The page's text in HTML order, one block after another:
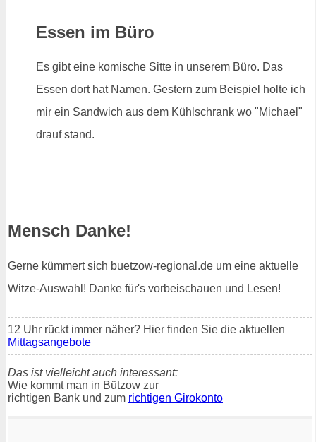
Essen im Büro
Es gibt eine komische Sitte in unserem Büro. Das
Essen dort hat Namen. Gestern zum Beispiel holte ich
mir ein Sandwich aus dem Kühlschrank wo "Michael"
drauf stand.
Mensch Danke!
Gerne kümmert sich buetzow-regional.de um eine aktuelle
Witze-Auswahl! Danke für's vorbeischauen und Lesen!
12 Uhr rückt immer näher? Hier finden Sie die aktuellen
Mittagsangebote
Das ist vielleicht auch interessant:
Wie kommt man in Bützow zur
richtigen Bank und zum richtigen Girokonto